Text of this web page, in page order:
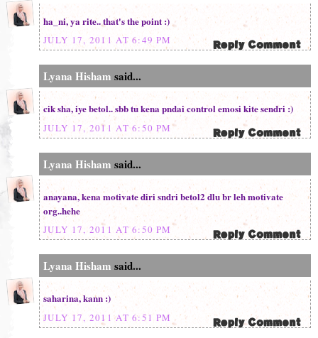
ha_ni, ya rite.. that's the point :)
JULY 17, 2011 AT 6:49 PM
Lyana Hisham said...
cik sha, iye betol.. sbb tu kena pndai control emosi kite sendri :)
JULY 17, 2011 AT 6:50 PM
Lyana Hisham said...
anayana, kena motivate diri sndri betol2 dlu br leh motivate
org..hehe
JULY 17, 2011 AT 6:50 PM
Lyana Hisham said...
saharina, kann :)
JULY 17, 2011 AT 6:51 PM